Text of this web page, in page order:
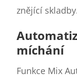
znějící
míchání
Funkce Mix